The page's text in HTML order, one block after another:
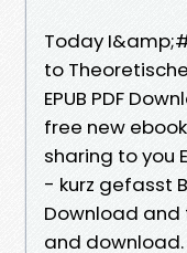
Today
to
EPUB PDF
free new
sharing to you
- kurz gefasst
Download and
and download.